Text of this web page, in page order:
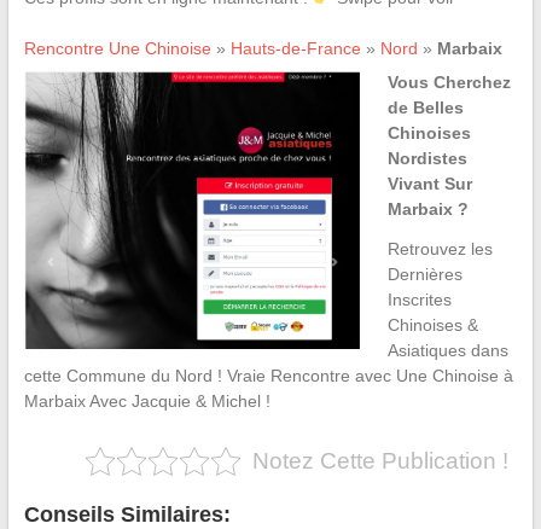
Rencontre Une Chinoise » Hauts-de-France » Nord » Marbaix
Vous Cherchez
de Belles
Chinoises
Nordistes
Vivant Sur
Marbaix ?
Retrouvez les
Dernières
Inscrites
Chinoises &
Asiatiques dans
cette Commune du Nord ! Vraie Rencontre avec Une Chinoise à
Marbaix Avec Jacquie & Michel !
Notez Cette Publication !
Conseils Similaires: